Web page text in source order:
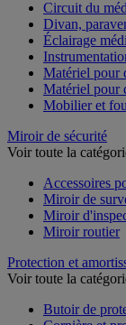
Armoire à
Circuit du
Divan,
Éclairage
Matériel pour
Matériel pour
Miroir de sécurité
Accessoires
Miroir de
Miroir
Protection et